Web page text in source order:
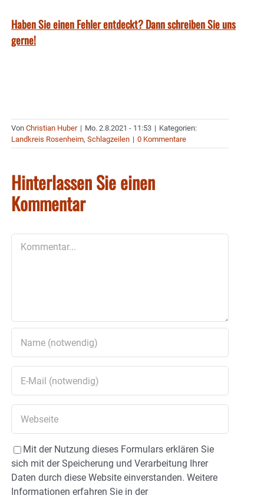
Haben Sie einen Fehler entdeckt? Dann schreiben Sie uns
gerne!
Von Christian Huber | Mo. 2.8.2021 - 11:53 | Kategorien:
Landkreis Rosenheim, Schlagzeilen | 0 Kommentare
Hinterlassen Sie einen
Kommentar
Mit der Nutzung dieses Formulars erklären Sie
sich mit der Speicherung und Verarbeitung Ihrer
Daten durch diese Website einverstanden. Weitere
Informationen erfahren Sie in der